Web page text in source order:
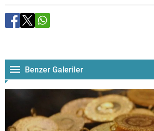
Benzer Galeriler